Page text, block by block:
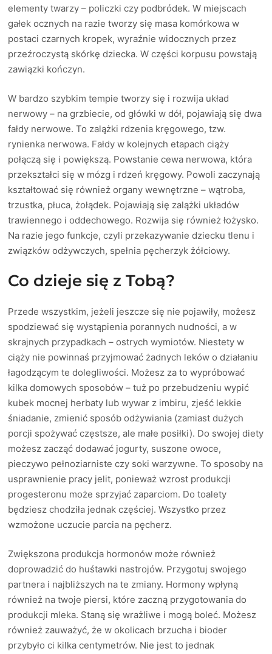
elementy twarzy – policzki czy podbródek. W miejscach
gałek ocznych na razie tworzy się masa komórkowa w
postaci czarnych kropek, wyraźnie widocznych przez
przeźroczystą skórkę dziecka. W części korpusu powstają
zawiązki kończyn.
W bardzo szybkim tempie tworzy się i rozwija układ
nerwowy – na grzbiecie, od główki w dół, pojawiają się dwa
fałdy nerwowe. To zalążki rdzenia kręgowego, tzw.
rynienka nerwowa. Fałdy w kolejnych etapach ciąży
połączą się i powiększą. Powstanie cewa nerwowa, która
przekształci się w mózg i rdzeń kręgowy. Powoli zaczynają
kształtować się również organy wewnętrzne – wątroba,
trzustka, płuca, żołądek. Pojawiają się zalążki układów
trawiennego i oddechowego. Rozwija się również łożysko.
Na razie jego funkcje, czyli przekazywanie dziecku tlenu i
związków odżywczych, spełnia pęcherzyk żółciowy.
Co dzieje się z Tobą?
Przede wszystkim, jeżeli jeszcze się nie pojawiły, możesz
spodziewać się wystąpienia porannych nudności, a w
skrajnych przypadkach – ostrych wymiotów. Niestety w
ciąży nie powinnaś przyjmować żadnych leków o działaniu
łagodzącym te dolegliwości. Możesz za to wypróbować
kilka domowych sposobów – tuż po przebudzeniu wypić
kubek mocnej herbaty lub wywar z imbiru, zjeść lekkie
śniadanie, zmienić sposób odżywiania (zamiast dużych
porcji spożywać częstsze, ale małe posiłki). Do swojej diety
możesz zacząć dodawać jogurty, suszone owoce,
pieczywo pełnoziarniste czy soki warzywne. To sposoby na
usprawnienie pracy jelit, ponieważ wzrost produkcji
progesteronu może sprzyjać zaparciom. Do toalety
będziesz chodziła jednak częściej. Wszystko przez
wzmożone uczucie parcia na pęcherz.
Zwiększona produkcja hormonów może również
doprowadzić do huśtawki nastrojów. Przygotuj swojego
partnera i najbliższych na te zmiany. Hormony wpłyną
również na twoje piersi, które zaczną przygotowania do
produkcji mleka. Staną się wrażliwe i mogą boleć. Możesz
również zauważyć, że w okolicach brzucha i bioder
przybyło ci kilka centymetrów. Nie jest to jednak